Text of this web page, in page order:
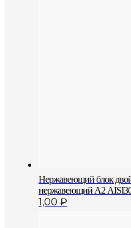
Нержавеющий блок
нержавеющий А2
1,00 ₽